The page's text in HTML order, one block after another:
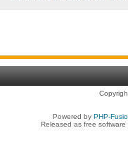
Powered by PHP-
Released as free